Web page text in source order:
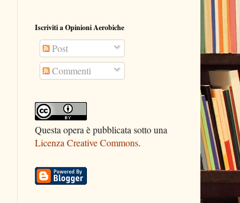
Iscriviti a Opinioni Aerobiche
Post
Commenti
Questa opera è pubblicata sotto una
Licenza Creative Commons.